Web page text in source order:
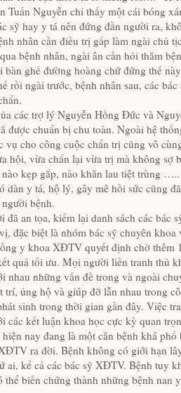
Tuấn Nguyễn chỉ thấy một cái bóng
sỹ hay y tá nên đứng đần người ra,
nhân cần điều trị gấp làm ngài chủ
bệnh nhân, ngài ân cần hỏi thăm
bàn ghế đường hoàng chứ đứng thế
rồi ngài trước, bệnh nhân sau, các
các trợ lý Nguyễn Hồng Đức và
được chuẩn bị chu toàn. Ngoài hệ
vụ cho công cuộc chẩn trị cũng vô
hội, vừa chẩn lại vừa trị mà không sợ
kẹp gắp, nào khăn lau tiệt trùng
dàn y tá, hộ lý, gây mê hồi sức cũng
bệnh.
đã an tọa, kiểm lại danh sách các bác
đặc biệt là nhóm bác sỹ chuyên
y khoa XĐTV quyết định chờ thêm
quả tối ưu. Mọi người liền tranh thủ
nhau những vấn đề trong và ngoài
trí, ủng hộ và giúp đỡ lẫn nhau trong
sinh trong thời gian gần đây. Việc
các kết luận khoa học cực kỳ quan
nay đang là một căn bệnh khá
ra đời. Bệnh không có giới hạn
ai, kể cả các bác sỹ XĐTV. Bệnh tuy
thể biến chứng thành những bệnh nan